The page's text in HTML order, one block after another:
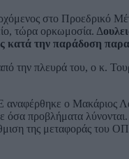
στο Προεδρικό
τώρα ορκωμοσία. Δ
κατά την παράδοση
την πλευρά του, ο κ.
ο Μακάριος
προβλήματα
της μεταφοράς του